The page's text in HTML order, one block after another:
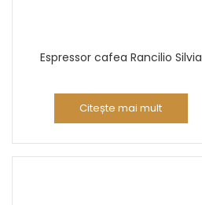
Espressor cafea Rancilio Silvia
Citește mai mult